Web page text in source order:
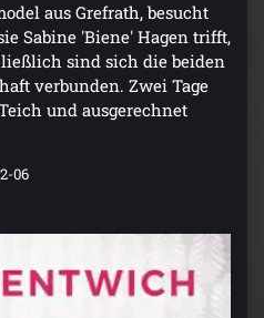
aus Grefrath, besucht
Sabine 'Biene' Hagen trifft,
sind sich die beiden
verbunden. Zwei Tage
und ausgerechnet
06